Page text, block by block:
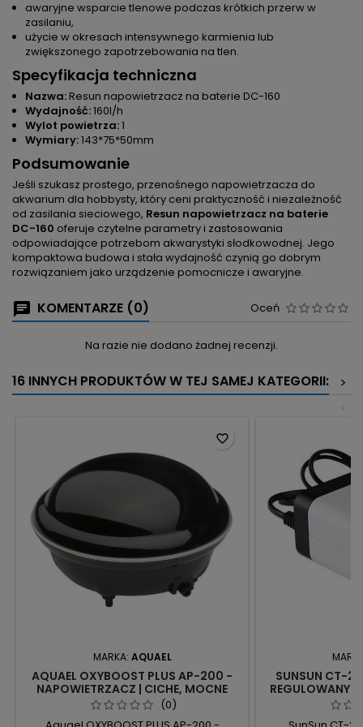
awaryjne wsparcie tlenowe podczas krótkich przerw w
zasilaniu,
użycie w okresach intensywnego karmienia lub
zwiększonego zapotrzebowania na tlen.
Specyfikacja techniczna
Nazwa:Resun napowietrzacz na baterie DC-160
Wydajność:160l/h
Wylot powietrza:1
Wymiary:143*75*50mm
Podsumowanie
Jeśli szukasz prostego, przenośnego napowietrzacza do
akwarium dla hobbysty, który ceni praktyczność i niezależność
od zasilania sieciowego, Resun napowietrzacz na baterie
DC-160 oferuje czytelne parametry i zastosowania
odpowiadające potrzebom akwarystyki słodkowodnej. Jego
kompaktowa budowa i stała wydajność czynią go dobrym
rozwiązaniem jako urządzenie pomocnicze i awaryjne.
KOMENTARZE (0) Oceń
Na razie nie dodano żadnej recenzji.
16 INNYCH PRODUKTÓW W TEJ SAMEJ KATEGORII:
>
<
MARKA: AQUAEL
AQUAEL OXYBOOST PLUS AP-200 -
NAPOWIETRZACZ | CICHE, MOCNE
NATLENIANIE(0)
favorite_border
SUNSUN CT-
REGULOWANY -